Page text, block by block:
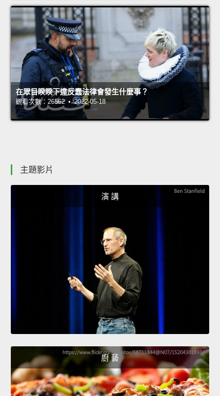
在眾目睽睽下違反蠢法律會發生什麼事？
觀看次數：26562 • 2022-05-18
主題影片
演 講
廚 藝